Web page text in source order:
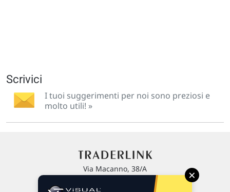
Scrivici
I tuoi suggerimenti per noi sono preziosi e
molto utili! »
Via Macanno, 38/A
×